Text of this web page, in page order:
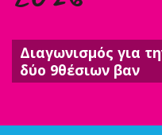
Διαγωνισμός για
δύο 9θέσιων βαν